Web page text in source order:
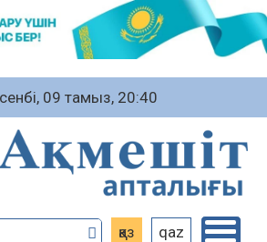
09 тамыз, 20:40
қаз qaz